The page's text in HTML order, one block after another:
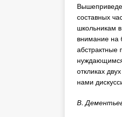
составных
школьникам
внимание на
абстрактные
откликах
нами
В.